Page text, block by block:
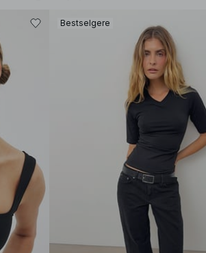
Bestselgere